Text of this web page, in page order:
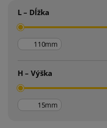
L – Dĺžka
mm
H – Výška
mm